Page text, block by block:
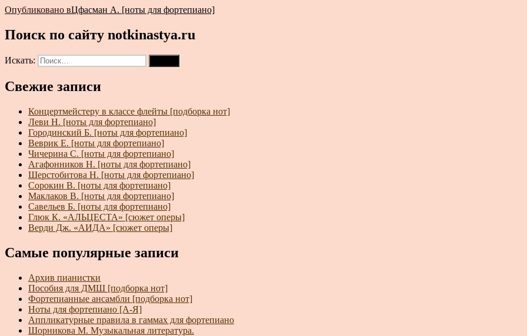
Опубликовано вЦфасман А. [ноты для фортепиано]
Поиск по сайту notkinastya.ru
Искать:
Свежие записи
Концертмейстеру в классе флейты [подборка нот]
Леви Н. [ноты для фортепиано]
Городинский Б. [ноты для фортепиано]
Веврик Е. [ноты для фортепиано]
Чичерина С. [ноты для фортепиано]
Агафонников Н. [ноты для фортепиано]
Шерстобитова Н. [ноты для фортепиано]
Сорокин В. [ноты для фортепиано]
Маклаков В. [ноты для фортепиано]
Савельев Б. [ноты для фортепиано]
Глюк К. «АЛЬЦЕСТА» [сюжет оперы]
Верди Дж. «АИДА» [сюжет оперы]
Самые популярные записи
Архив пианистки
Пособия для ДМШ [подборка нот]
Фортепианные ансамбли [подборка нот]
Ноты для фортепиано [А-Я]
Аппликатурные правила в гаммах для фортепиано
Шорникова М. Музыкальная литература.